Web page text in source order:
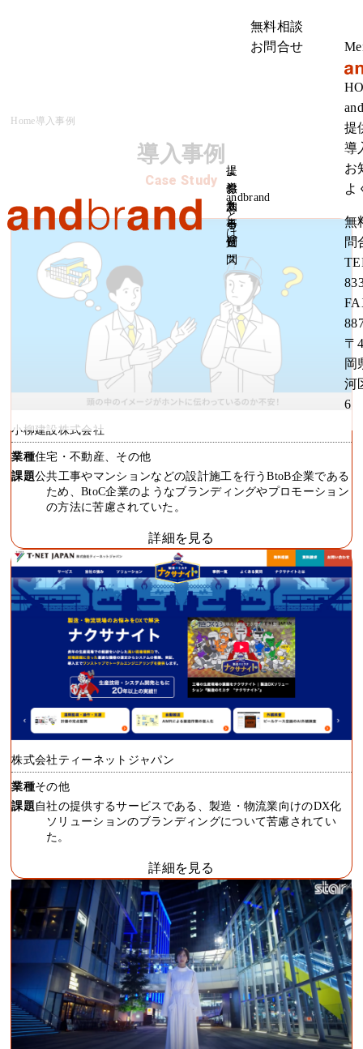
andbrand
と
は
提
供
サ
ー
ビ
ス
導
入
事
例
お
知
ら
せ
よ
く
あ
る
質
問
無料相談
お問合せ
提
導
お
よ
無
問
〒
岡
河
6
Home導入事例
導入事例
Case Study
小柳建設株式会社
業種住宅・不動産、その他
課題公共工事やマンションなどの設計施工を行うBtoB企業である
ため、BtoC企業のようなブランディングやプロモーション
の方法に苦慮されていた。
詳細を見る
株式会社ティーネットジャパン
業種その他
課題 自社の提供するサービスである、製造・物流業向けのDX化
ソリューションのブランディングについて苦慮されてい
た。
詳細を見る